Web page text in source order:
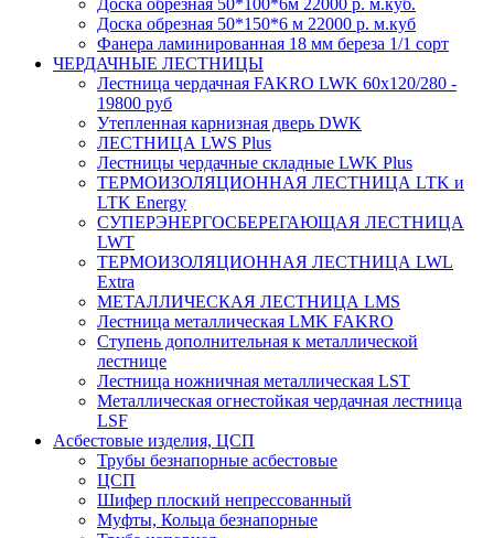
Доска обрезная 50*100*6м 22000 р. м.куб.
Доска обрезная 50*150*6 м 22000 р. м.куб
Фанера ламинированная 18 мм береза 1/1 сорт
ЧЕРДАЧНЫЕ ЛЕСТНИЦЫ
Лестница чердачная FAKRO LWK 60х120/280 -
19800 руб
Утепленная карнизная дверь DWK
ЛЕСТНИЦА LWS Plus
Лестницы чердачные складные LWK Plus
ТЕРМОИЗОЛЯЦИОННАЯ ЛЕСТНИЦА LTK и
LTK Energy
СУПЕРЭНЕРГОСБЕРЕГАЮЩАЯ ЛЕСТНИЦА
LWT
ТЕРМОИЗОЛЯЦИОННАЯ ЛЕСТНИЦА LWL
Extra
МЕТАЛЛИЧЕСКАЯ ЛЕСТНИЦА LMS
Лестница металлическая LMK FAKRO
Ступень дополнительная к металлической
лестнице
Лестница ножничная металлическая LST
Металлическая огнестойкая чердачная лестница
LSF
Асбестовые изделия, ЦСП
Трубы безнапорные асбестовые
ЦСП
Шифер плоский непрессованный
Муфты, Кольца безнапорные